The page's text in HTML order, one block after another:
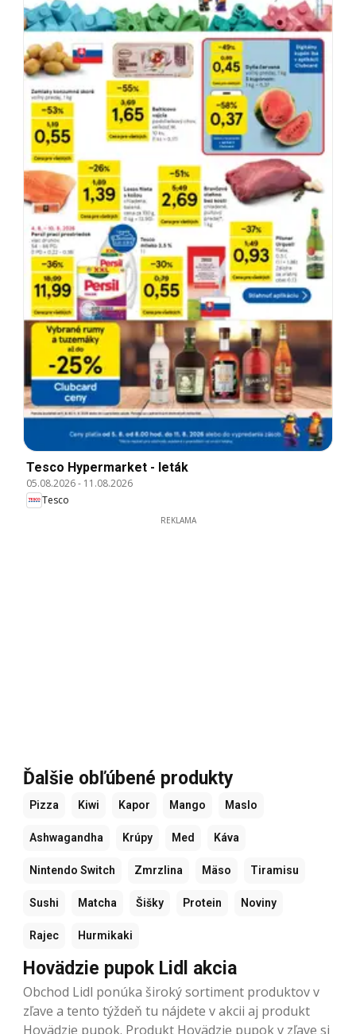
Tesco Hypermarket - leták
05.08.2026- 11.08.2026
Tesco
REKLAMA
Ďalšie obľúbené produkty
Pizza Kiwi Kapor Mango Maslo
Ashwagandha Krúpy Med Káva
Nintendo Switch Zmrzlina Mäso Tiramisu
Sushi Matcha Šišky Protein Noviny
Rajec Hurmikaki
Hovädzie pupok Lidl akcia
Obchod Lidl ponúka široký sortiment produktov v
zľave a tento týždeň tu nájdete v akcii aj produkt
Hovädzie pupok. Produkt Hovädzie pupok v zľave si